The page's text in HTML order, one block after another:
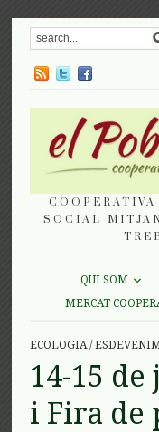
SOCIAL
QUI SOM
MERCAT
ECOLOGIA/
14-15 de
i Fira de